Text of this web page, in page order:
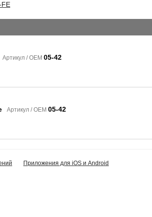
Артикул / OEM 05-42
Артикул / OEM 05-42
Приложения для iOS и Android